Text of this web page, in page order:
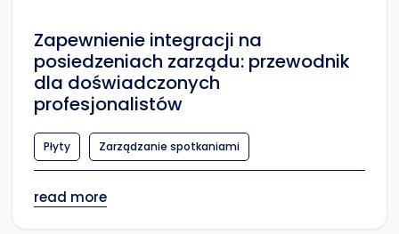
Zapewnienie integracji na
posiedzeniach zarządu: przewodnik
dla doświadczonych
profesjonalistów
Płyty Zarządzanie spotkaniami
read more